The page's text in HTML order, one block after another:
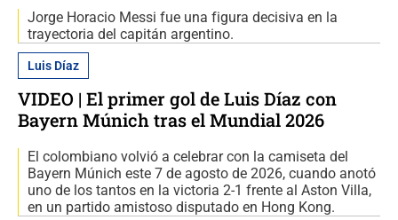
Jorge Horacio Messi fue una figura decisiva en la
trayectoria del capitán argentino.
Luis Díaz
VIDEO | El primer gol de Luis Díaz con
Bayern Múnich tras el Mundial 2026
El colombiano volvió a celebrar con la camiseta del
Bayern Múnich este 7 de agosto de 2026, cuando anotó
uno de los tantos en la victoria 2-1 frente al Aston Villa,
en un partido amistoso disputado en Hong Kong.